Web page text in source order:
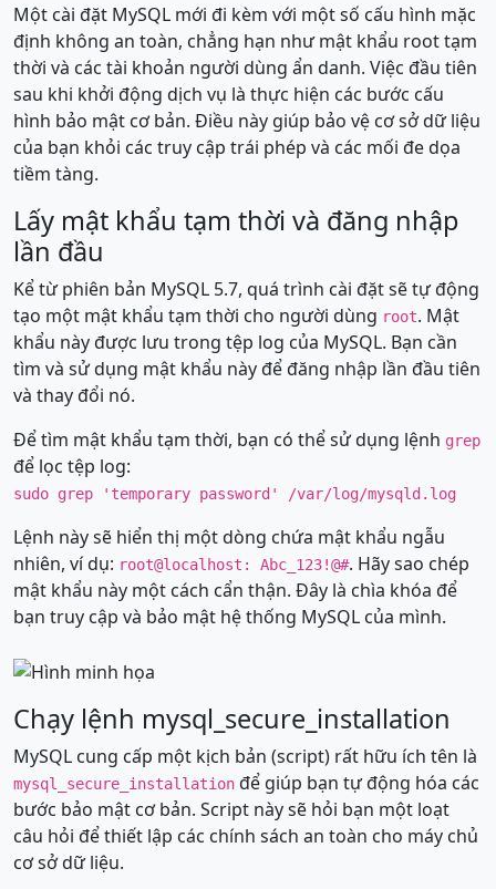
Một cài đặt MySQL mới đi kèm với một số cấu hình mặc
định không an toàn, chẳng hạn như mật khẩu root tạm
thời và các tài khoản người dùng ẩn danh. Việc đầu tiên
sau khi khởi động dịch vụ là thực hiện các bước cấu
hình bảo mật cơ bản. Điều này giúp bảo vệ cơ sở dữ liệu
của bạn khỏi các truy cập trái phép và các mối đe dọa
tiềm tàng.
Lấy mật khẩu tạm thời và đăng nhập
lần đầu
Kể từ phiên bản MySQL 5.7, quá trình cài đặt sẽ tự động
tạo một mật khẩu tạm thời cho người dùng root. Mật
khẩu này được lưu trong tệp log của MySQL. Bạn cần
tìm và sử dụng mật khẩu này để đăng nhập lần đầu tiên
và thay đổi nó.
Để tìm mật khẩu tạm thời, bạn có thể sử dụng lệnh grep
để lọc tệp log:
sudo grep 'temporary password' /var/log/mysqld.log
Lệnh này sẽ hiển thị một dòng chứa mật khẩu ngẫu
nhiên, ví dụ: root@localhost: Abc_123!@#. Hãy sao chép
mật khẩu này một cách cẩn thận. Đây là chìa khóa để
bạn truy cập và bảo mật hệ thống MySQL của mình.
Chạy lệnh mysql_secure_installation
MySQL cung cấp một kịch bản (script) rất hữu ích tên là
mysql_secure_installation để giúp bạn tự động hóa các
bước bảo mật cơ bản. Script này sẽ hỏi bạn một loạt
câu hỏi để thiết lập các chính sách an toàn cho máy chủ
cơ sở dữ liệu.